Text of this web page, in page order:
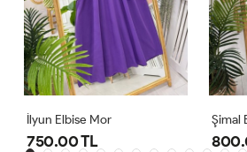
Şimal Elbise Kırmızı
800.00 TL